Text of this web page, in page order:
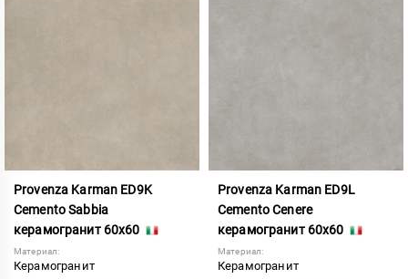
Provenza Karman ED9K
Cemento Sabbia
керамогранит 60x60
Материал:
Керамогранит
Provenza Karman ED9L
Cemento Cenere
керамогранит 60x60
Материал:
Керамогранит